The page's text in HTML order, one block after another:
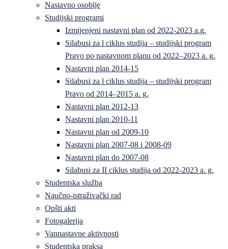
Nastavno osoblje
Studijski programi
Izmijenjeni nastavni plan od 2022-2023 a.g.
Silabusi za l ciklus studija – studijski program
Pravo po nastavnom planu od 2022–2023 a. g.
Nastavni plan 2014-15
Silabusi za l ciklus studija – studijski program
Pravo od 2014–2015 a. g.
Nastavni plan 2012-13
Nastavni plan 2010-11
Nastavni plan od 2009-10
Nastavni plan 2007-08 i 2008-09
Nastavni plan do 2007-08
Silabusi za II ciklus studija od 2022-2023 a. g.
Studentska služba
Naučno-istraživački rad
Opšti akti
Fotogalerija
Vannastavne aktivnosti
Studentska praksa